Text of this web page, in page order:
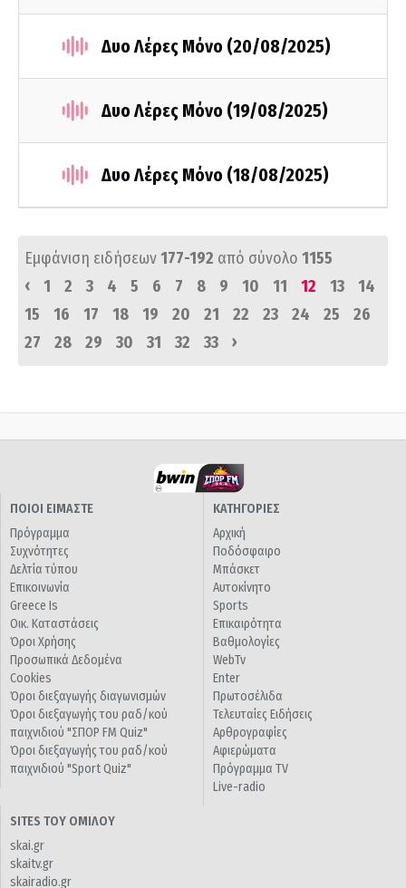
Δυο Λέρες Μόνο (20/08/2025)
Δυο Λέρες Μόνο (19/08/2025)
Δυο Λέρες Μόνο (18/08/2025)
Εμφάνιση ειδήσεων177-192 από σύνολο 1155
‹
1 2 3 4 5 6 7 8 9 10 11 12 13
14
15
16 17 18 19 20 21 22 23 24 25
26
27
28 29 30 31 32 33 ›
ΠΟΙΟΙ ΕΙΜΑΣΤΕ
Πρόγραμμα
Συχνότητες
Δελτία τύπου
Επικοινωνία
Greece Is
Οικ. Καταστάσεις
Όροι Χρήσης
Προσωπικά Δεδομένα
Cookies
Όροι διεξαγωγής διαγωνισμών
Όροι διεξαγωγής του ραδ/κού
παιχνιδιού "ΣΠΟΡ FM Quiz"
Όροι διεξαγωγής του ραδ/κού
παιχνιδιού "Sport Quiz"
ΚΑΤΗΓΟΡΙΕΣ
Αρχική
Ποδόσφαιρο
Μπάσκετ
Αυτοκίνητο
Sports
Επικαιρότητα
Βαθμολογίες
WebTv
Enter
Πρωτοσέλιδα
Τελευταίες Ειδήσεις
Αρθρογραφίες
Αφιερώματα
Πρόγραμμα TV
Live-radio
SITES ΤΟΥ ΟΜΙΛΟΥ
skai.gr
skaitv.gr
skairadio.gr